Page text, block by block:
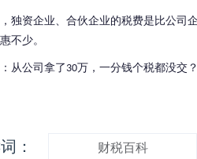
独资企业、合伙企业的税费是比公司
不少。
从公司拿了 30万，一分钱个税都没交？
： 财税百科